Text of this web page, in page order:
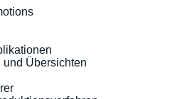
Übersichten